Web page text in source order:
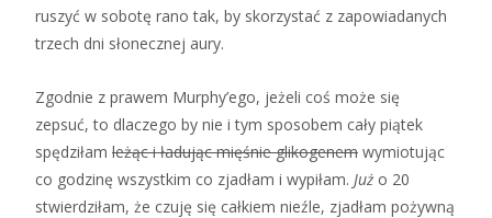
ruszyć w sobotę rano tak, by skorzystać z zapowiadanych
trzech dni słonecznej aury.
Zgodnie z prawem Murphy’ego, jeżeli coś może się
zepsuć, to dlaczego by nie i tym sposobem cały piątek
spędziłam leżąc i ładując mięśnie glikogenem wymiotując
co godzinę wszystkim co zjadłam i wypiłam. Już o 20
stwierdziłam, że czuję się całkiem nieźle, zjadłam pożywną